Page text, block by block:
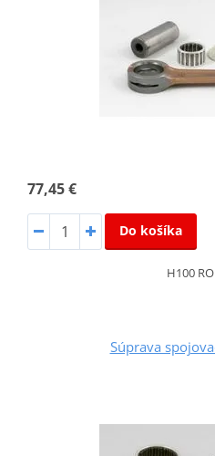
77,45 €
Do košíka
H100
Súprava